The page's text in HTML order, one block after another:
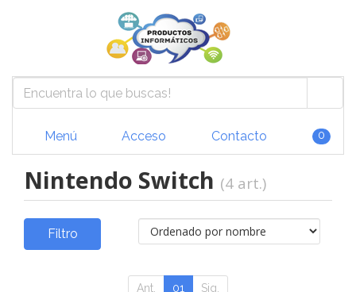
Menú Acceso Contacto 0
Nintendo Switch (4 art.)
Filtro
Ant. 01 Sig.